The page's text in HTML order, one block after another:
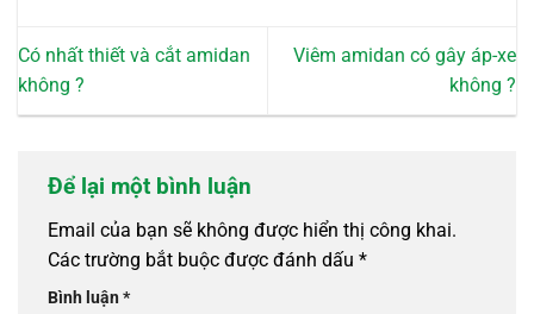
Có nhất thiết và cắt amidan
không ?
Viêm amidan có gây áp-xe
không ?
Để lại một bình luận
Email của bạn sẽ không được hiển thị công khai.
Các trường bắt buộc được đánh dấu *
Bình luận*